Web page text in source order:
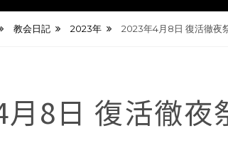
教会日記 2023年 2023年4月8日 復活徹夜
8日 復活徹夜